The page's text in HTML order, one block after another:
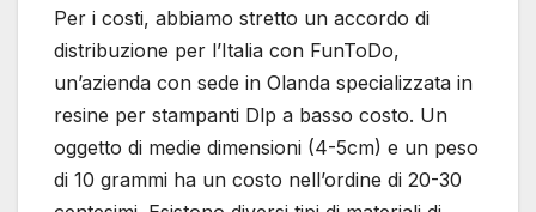
Per i costi, abbiamo stretto un accordo di
distribuzione per l’Italia con FunToDo,
un’azienda con sede in Olanda specializzata in
resine per stampanti Dlp a basso costo. Un
oggetto di medie dimensioni (4-5cm) e un peso
di 10 grammi ha un costo nell’ordine di 20-30